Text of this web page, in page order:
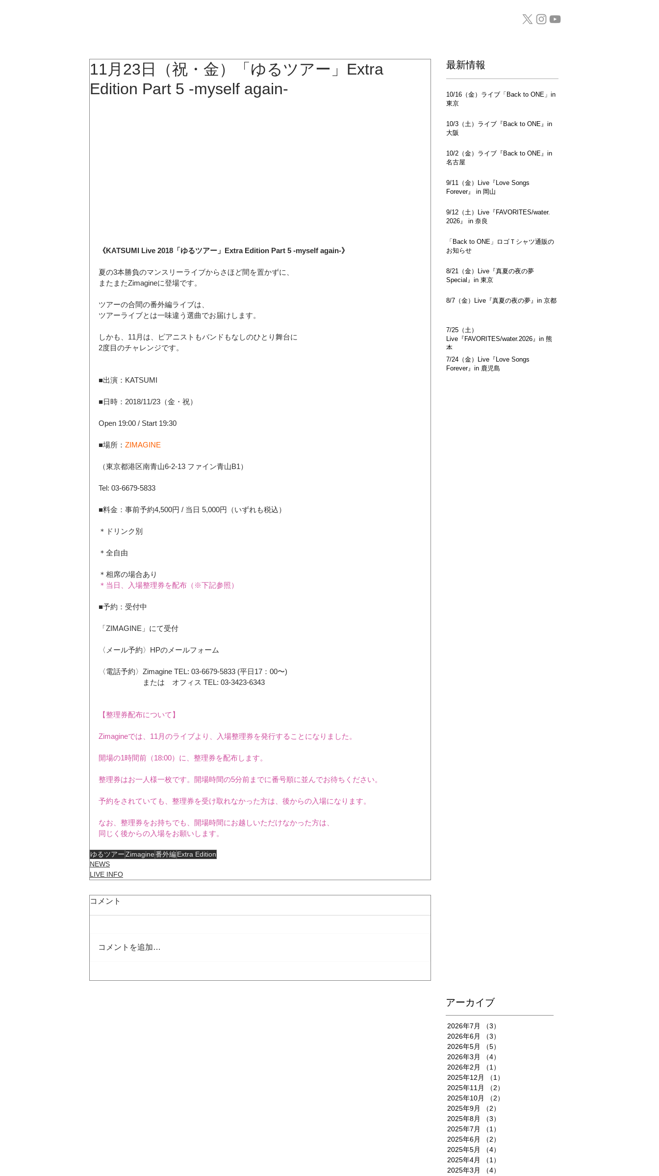
11月23日（祝・金）「ゆるツアー」Extra
Edition Part 5 -myself again-
《KATSUMI Live 2018「ゆるツアー」Extra Edition Part 5 -myself again-》
夏の3本勝負のマンスリーライブからさほど間を置かずに、
またまたZimagineに登場です。
ツアーの合間の番外編ライブは、
ツアーライブとは一味違う選曲でお届けします。
しかも、11月は、ピアニストもバンドもなしのひとり舞台に
2度目のチャレンジです。
■出演：KATSUMI
■日時：2018/11/23（金・祝）
Open 19:00 / Start 19:30
■場所： ZIMAGINE
（東京都港区南青山6-2-13 ファイン青山B1）
Tel: 03-6679-5833
■料金：事前予約4,500円 / 当日 5,000円（いずれも税込）
＊ドリンク別
＊全自由
＊相席の場合あり
＊当日、入場整理券を配布（※下記参照）
■予約：受付中
「ZIMAGINE」にて受付
〈メール予約〉HPのメールフォーム
〈電話予約〉Zimagine TEL: 03-6679-5833 (平日17：00〜)
または　オフィス TEL: 03-3423-6343
【整理券配布について】
Zimagineでは、11月のライブより、入場整理券を発行することになりました。
開場の1時間前（18:00）に、整理券を配布します。
整理券はお一人様一枚です。開場時間の5分前までに番号順に並んでお待ちください。
予約をされていても、整理券を受け取れなかった方は、後からの入場になります。
なお、整理券をお持ちでも、開場時間にお越しいただけなかった方は、
同じく後からの入場をお願いします。
ゆるツアーZimagine番外編Extra Edition
NEWS
LIVE INFO
コメント
コメントを追加…
​最新情報
10/16（金）ライブ「Back to ONE」in
東京
10/3（土）ライブ『Back to ONE』in
大阪
10/2（金）ライブ『Back to ONE』in
名古屋
9/11（金）Live『Love Songs
Forever』 in 岡山
9/12（土）Live『FAVORITES/water.
2026』 in 奈良
「Back to ONE」ロゴＴシャツ通販の
お知らせ
8/21（金）Live『真夏の夜の夢
Special』in 東京
8/7（金）Live『真夏の夜の夢』in 京都
7/25（土）
Live『FAVORITES/water.2026』in 熊
本
7/24（金）Live『Love Songs
Forever』in 鹿児島
アーカイブ
2026年7月 （3）
2026年6月
（3）
2026年5月
（5）
2026年3月
（4）
2026年2月
（1）
2025年12月
（1）
2025年11月
（2）
2025年10月
（2）
2025年9月
（2）
2025年8月
（3）
2025年7月
（1）
2025年6月
（2）
2025年5月
（4）
2025年4月
（1）
2025年3月
（4）